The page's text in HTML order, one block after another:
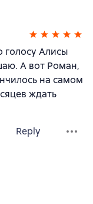
голосу Алисы
А вот Роман,
на самом
ждать
Reply